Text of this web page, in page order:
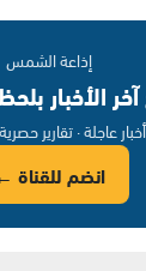
إذاعة الشمس
آخر الأخبار
أخبار عاجلة · تقارير
انضم للقناة